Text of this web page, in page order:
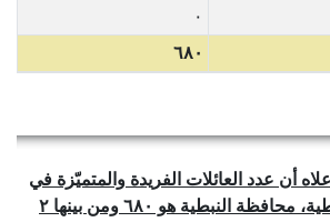
٠
٦٨٠
أن عدد العائلات الفريدة والمتميّزة في
بلدة انصار، قضاء النبطية، محافظة النبطية هو ٦٨٠ ومن بينها ٢